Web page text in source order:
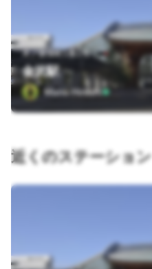
木ノ新保町1番1号
金沢駅
Mano Hiroshi
近くのステーション